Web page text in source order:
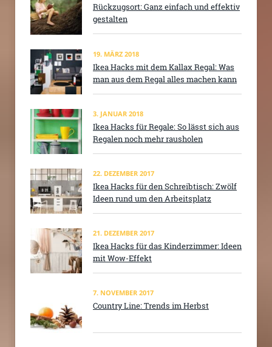
Rückzugsort: Ganz einfach und effektiv
gestalten
19. MÄRZ 2018
Ikea Hacks mit dem Kallax Regal: Was
man aus dem Regal alles machen kann
3. JANUAR 2018
Ikea Hacks für Regale: So lässt sich aus
Regalen noch mehr rausholen
22. DEZEMBER 2017
Ikea Hacks für den Schreibtisch: Zwölf
Ideen rund um den Arbeitsplatz
21. DEZEMBER 2017
Ikea Hacks für das Kinderzimmer: Ideen
mit Wow-Effekt
7. NOVEMBER 2017
Country Line: Trends im Herbst